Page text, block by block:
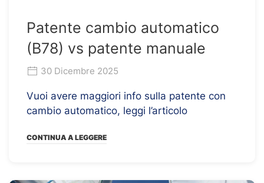
Patente cambio automatico
(B78) vs patente manuale
30 Dicembre 2025
Vuoi avere maggiori info sulla patente con
cambio automatico, leggi l’articolo
CONTINUA A LEGGERE